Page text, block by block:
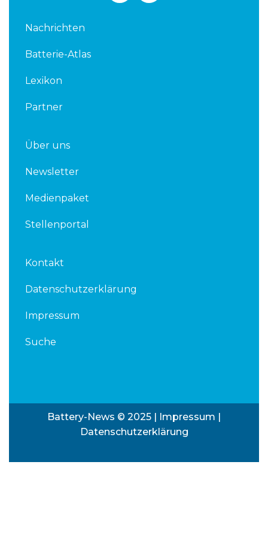
Nachrichten
Batterie-Atlas
Lexikon
Partner
Über uns
Newsletter
Medienpaket
Stellenportal
Kontakt
Datenschutzerklärung
Impressum
Suche
Battery-News © 2025 | Impressum |
Datenschutzerklärung